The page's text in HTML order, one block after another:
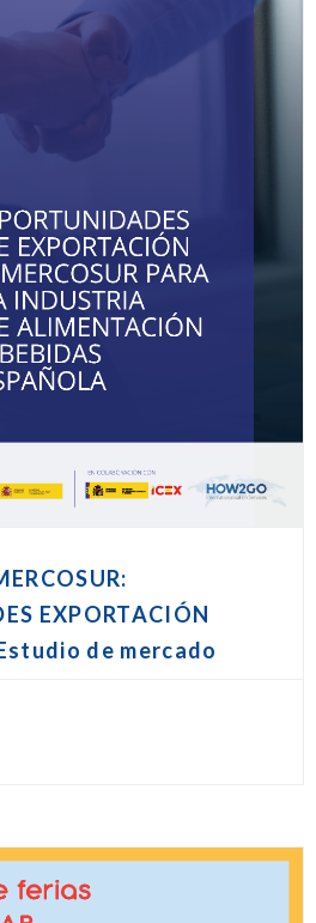
EXPORTACIÓN
de mercado